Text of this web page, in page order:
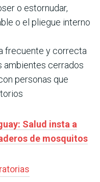
o estornudar,
o el pliegue interno
frecuente y correcta
ambientes cerrados
personas que
Salud insta a
de mosquitos